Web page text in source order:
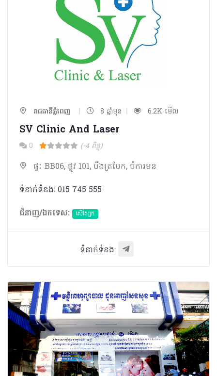
រាជធានីភ្នំពេញ | 8 ឆ្នាំមុន | 6.2K មើល
SV Clinic And Laser
0 (-4 ពិន្ទុ)
ផ្ទះ BB06, ផ្លូវ 101, បឹងត្របែក, ចំការមន
ទំនាក់ទំនង: 015 745 555
ជំនាញ/ឯកទេស:
សើស្បែក
ទំនាក់ទំនង: